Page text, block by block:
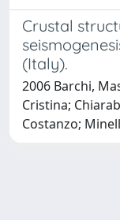
Crustal
(Italy).
2006 Barchi,
Cristina;
Costanzo;